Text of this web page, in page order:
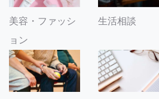
美容・ファッシ
ョン
生活相談